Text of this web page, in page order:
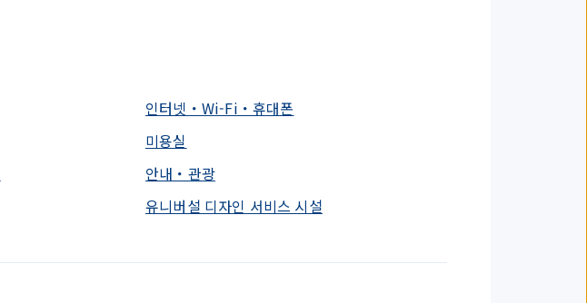
인터넷・Wi-Fi・휴대폰
미용실
안내・관광
유니버설 디자인 서비스 시설